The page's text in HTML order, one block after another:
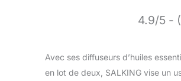
4.9/5 -
Avec ses diffuseurs d’huiles
en lot de deux, SALKING vise un